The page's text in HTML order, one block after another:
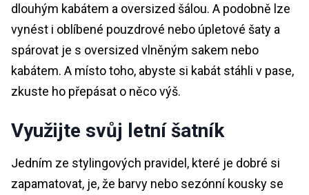
dlouhým kabátem a oversized šálou. A podobně lze
vynést i oblíbené pouzdrové nebo úpletové šaty a
spárovat je s oversized vlněným sakem nebo
kabátem. A místo toho, abyste si kabát stáhli v pase,
zkuste ho přepásat o něco výš.
Využijte svůj letní šatník
Jedním ze stylingových pravidel, které je dobré si
zapamatovat, je, že barvy nebo sezónní kousky se